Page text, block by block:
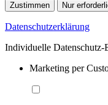
Zustimmen Nur
Datenschutzerklärung
Individuelle Datenschutz-
Marketing per